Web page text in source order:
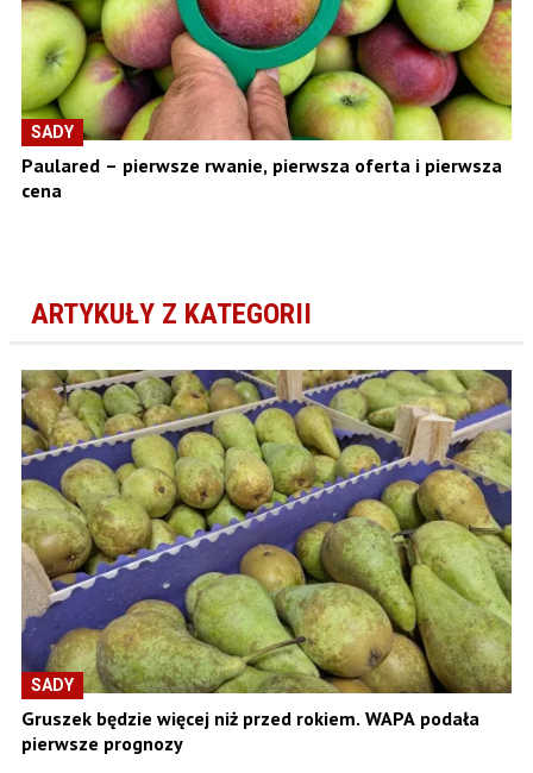
SADY
Paulared – pierwsze rwanie, pierwsza oferta i pierwsza
cena
ARTYKUŁY Z KATEGORII
SADY
Gruszek będzie więcej niż przed rokiem. WAPA podała
pierwsze prognozy